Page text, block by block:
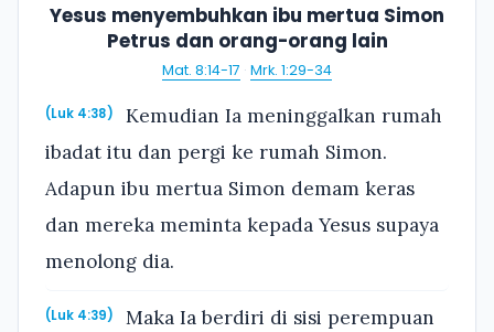
Yesus menyembuhkan ibu mertua Simon
Petrus dan orang-orang lain
Mat. 8:14-17 · Mrk. 1:29-34
(Luk 4:38)
Kemudian Ia meninggalkan rumah
ibadat itu dan pergi ke rumah Simon.
Adapun ibu mertua Simon demam keras
dan mereka meminta kepada Yesus supaya
menolong dia.
(Luk 4:39)
Maka Ia berdiri di sisi perempuan